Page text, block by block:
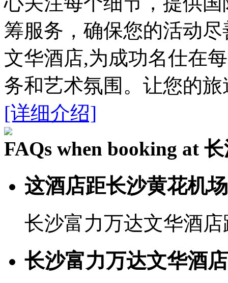
筹服务，确保您的活动
文华酒店,为成功名仕在
务和艺术氛围。让您的
[详细介绍]
FAQs when booking at
这酒店距长沙黄花机
长沙富力万达文华酒
长沙富力万达文华酒